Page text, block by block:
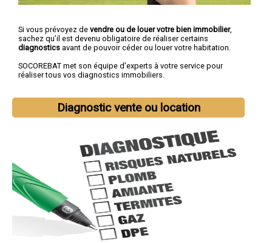
Si vous prévoyez de vendre ou de louer votre bien immobilier,
sachez qu’il est devenu obligatoire de réaliser certains
diagnostics avant de pouvoir céder ou louer votre habitation.
SOCOREBAT met son équipe d'experts à votre service pour
réaliser tous vos diagnostics immobiliers.
Diagnostic vente ou location